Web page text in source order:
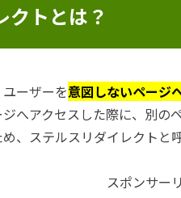
クトとは？
ーザーを意図しないページ
へアクセスした際に、別の
、ステルスリダイレクトと呼
スポンサー